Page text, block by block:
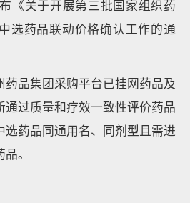
《关于开展第三批国家组织药
选药品联动价格确认工作的通
药品集团采购平台已挂网药品及
通过质量和疗效一致性评价药品
选药品同通用名、同剂型且需进
。